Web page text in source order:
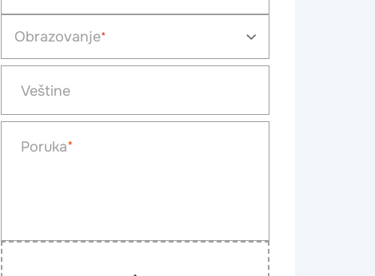
Obrazovanje
Veštine
Poruka*